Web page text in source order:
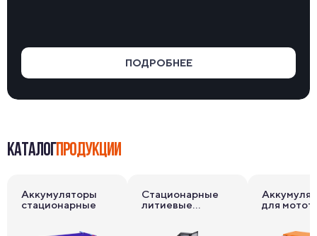
ПОДРОБНЕЕ
КАТАЛОГПРОДУКЦИИ
Аккумуляторы
стационарные
Стационарные
литиевые
для